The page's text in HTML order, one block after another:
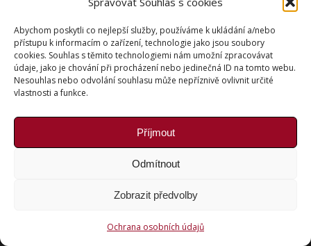
Abychom poskytli co nejlepší služby, používáme k ukládání a/nebo
přístupu k informacím o zařízení, technologie jako jsou soubory
cookies. Souhlas s těmito technologiemi nám umožní zpracovávat
údaje, jako je chování při procházení nebo jedinečná ID na tomto webu.
Nesouhlas nebo odvolání souhlasu může nepříznivě ovlivnit určité
vlastnosti a funkce.
Příjmout
Odmítnout
Zobrazit předvolby
Ochrana osobních údajů